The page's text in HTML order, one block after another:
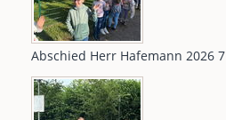
Abschied Herr Hafemann 2026 7